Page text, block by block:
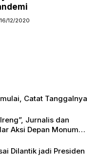
16/12/2020
Catat Tanggalnya
Jurnalis dan
Aksi Depan Monumen
Dilantik jadi Presiden